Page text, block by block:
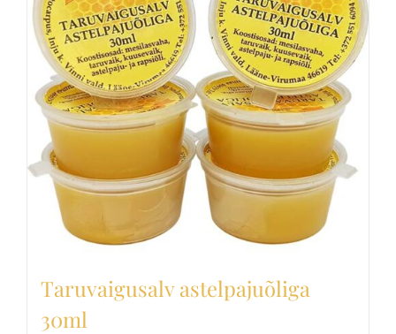
Taruvaigusalv astelpajuõliga
30ml